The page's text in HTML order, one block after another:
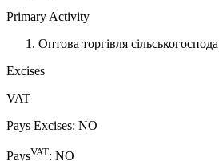
Primary Activity
Оптова торгівля
Excises
VAT
Pays Excises: NO
PaysVAT: NO